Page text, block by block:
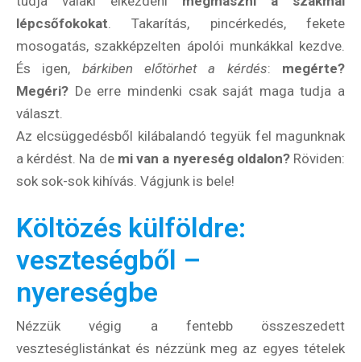
lépcsőfokokat. Takarítás, pincérkedés, fekete
mosogatás, szakképzelten ápolói munkákkal kezdve.
És igen, bárkiben előtörhet a kérdés: megérte?
Megéri? De erre mindenki csak saját maga tudja a
választ.
Az elcsüggedésből kilábalandó tegyük fel magunknak
a kérdést. Na de mi van a nyereség oldalon?Röviden:
sok sok-sok kihívás. Vágjunk is bele!
Költözés külföldre:
veszteségből –
nyereségbe
Nézzük végig a fentebb összeszedett
veszteséglistánkat és nézzünk meg az egyes tételek